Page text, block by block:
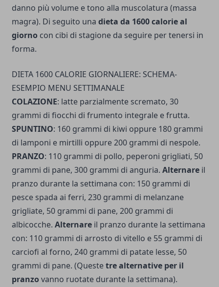
danno più volume e tono alla muscolatura (massa
magra). Di seguito una dieta da 1600 calorie al
giorno con cibi di stagione da seguire per tenersi in
forma.
DIETA 1600 CALORIE GIORNALIERE: SCHEMA-
ESEMPIO MENU SETTIMANALE
COLAZIONE: latte parzialmente scremato, 30
grammi di fiocchi di frumento integrale e frutta.
SPUNTINO: 160 grammi di kiwi oppure 180 grammi
di lampo­ni e mirtilli oppure 200 grammi di nespole.
PRANZO: 110 grammi di pollo, peperoni grigliati, 50
grammi di pane, 300 grammi di anguria. Alternare il
pranzo durante la settimana con: 150 grammi di
pesce spada ai ferri, 230 grammi di melanzane
grigliate, 50 grammi di pane, 200 grammi di
albicocche. Alternare il pranzo durante la settimana
con: 110 grammi di arrosto di vitello e 55 grammi di
carciofi al forno, 240 grammi di patate lesse, 50
grammi di pane. (Questetre alternative per il
pranzo vanno ruotate durante la settimana).